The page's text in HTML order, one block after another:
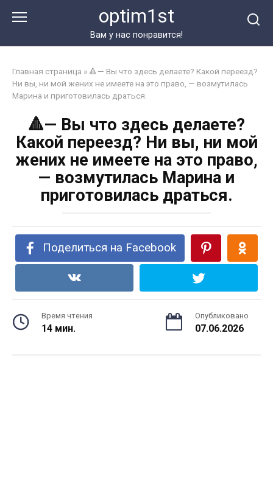
optim1st
Вам у нас понравится!
Главная страница » 🔺— Вы что здесь делаете? Какой переезд?
Ни вы, ни мой жених не имеете на это право, — возмутилась
Марина и приготовилась драться.
🔺— Вы что здесь делаете?
Какой переезд? Ни вы, ни мой
жених не имеете на это право,
— возмутилась Марина и
приготовилась драться.
Поделиться на Facebook
Время чтения
14 мин.
Опубликовано
07.06.2026